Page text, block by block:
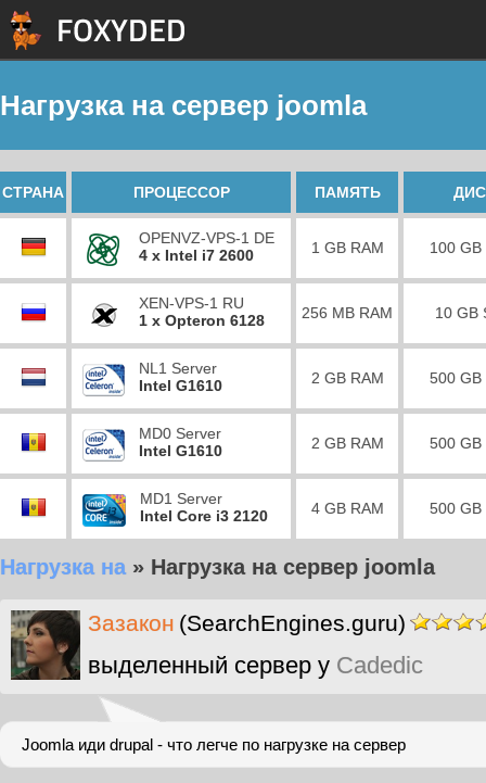
Нагрузка на сервер joomla
СТРАНА ПРОЦЕССОР ПАМЯТЬ
OPENVZ-VPS-1 DE
4 x Intel i7 2600
1 GB RAM 100 GB
XEN-VPS-1 RU
1 x Opteron 6128
256 MB RAM 10 GB
NL1 Server
Intel G1610
2 GB RAM 500 GB
MD0 Server
Intel G1610
2 GB RAM 500 GB
MD1 Server
Intel Core i3 2120
4 GB RAM 500 GB
Нагрузка на» Нагрузка на сервер joomla
Зазакон (SearchEngines.guru)
выделенный сервер у Cadedic
Joomla иди drupal - что легче по нагрузке на сервер